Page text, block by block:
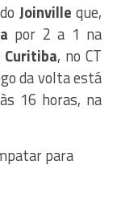
Joinville que,
por 2 a 1 na
, no CT
da volta está
16 horas, na
para